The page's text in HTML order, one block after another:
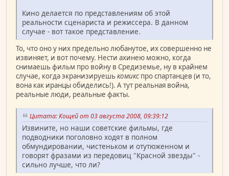
Кино делается по представлениям об этой
реальности сценариста и режиссера. В данном
случае - вот такое представление.
То, что оно у них предельно любанутое, их совершенно не
извиняет, и вот почему. Нести ахинею можно, когда
снимаешь фильм про войну в Средиземье, ну в крайнем
случае, когда экранизируешькомикс про спартанцев (и то,
вона как иранцы обиделись!). А тут реальная война,
реальные люди, реальные факты.
Цитата: Кощей от 03 августа 2008, 09:39:12
Извините, но наши советские фильмы, где
подводники поголовно ходят в полном
обмундировании, чистеньком и отутюженном и
говорят фразами из передовиц "Красной звезды" -
сильно лучше, что ли?